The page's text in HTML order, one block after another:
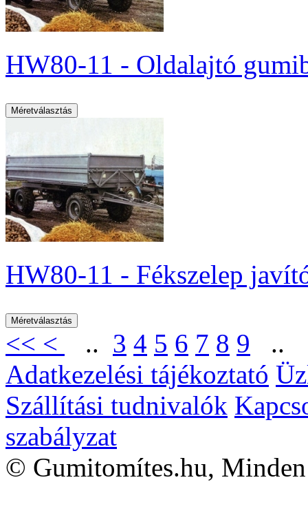
HW80-11 - Oldalajtó
HW80-11 - Fékszelep
<< < .. 3 4 5 6 7 8 9
Adatkezelési tájékoztató
Szállítási tudnivalók
szabályzat
© Gumitomítes.hu,